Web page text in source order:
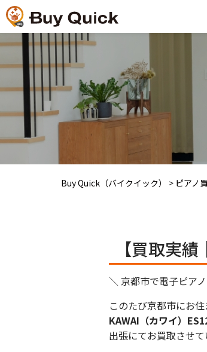
Buy Quick（バイクイック） > ピアノ
【買取実
＼ 京都市で電子ピア
このたび京都市にお住
KAWAI（カワイ）
出張にてお買取させ